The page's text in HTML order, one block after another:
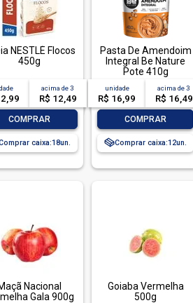
NESTLÉ Flocos
450g
acima de3
R$ 12,49
COMPRAR
caixa:18
Pasta De Amendoim
Integral Be Nature
Pote 410g
unidade
R$ 16,99
acima de3
R$ 16,49
COMPRAR
Comprar caixa:12
Nacional
Gala 900g
Goiaba Vermelha
500g